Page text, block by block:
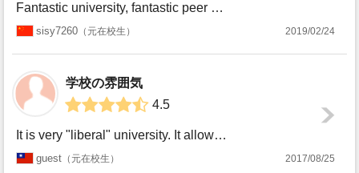
Fantastic university, fantastic peer students. I miss this place so much!! Yo...
sisy7260 元在校生 2019/02/24
学校の雰囲気
4.5
It is very "liberal" university. It allows methodological flexibili...
guest 元在校生 2017/08/25